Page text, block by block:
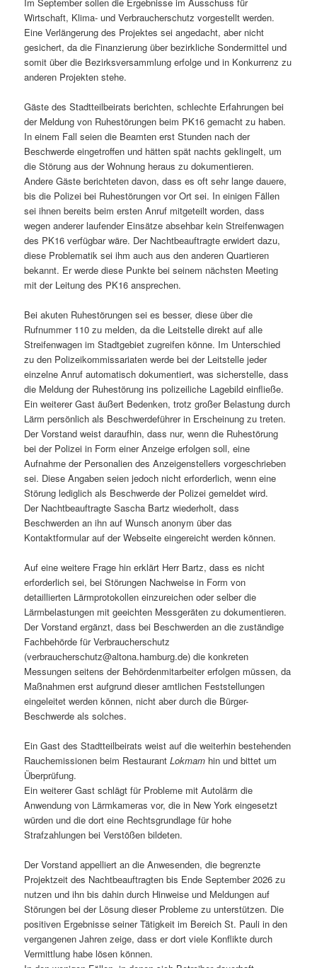
Wirtschaft, Klima- und Verbraucherschutz vorgestellt werden.
Eine Verlängerung des Projektes sei angedacht, aber nicht
gesichert, da die Finanzierung über bezirkliche Sondermittel und
somit über die Bezirksversammlung erfolge und in Konkurrenz zu
anderen Projekten stehe.
Gäste des Stadtteilbeirats berichten, schlechte Erfahrungen bei
der Meldung von Ruhestörungen beim PK16 gemacht zu haben.
In einem Fall seien die Beamten erst Stunden nach der
Beschwerde eingetroffen und hätten spät nachts geklingelt, um
die Störung aus der Wohnung heraus zu dokumentieren.
Andere Gäste berichteten davon, dass es oft sehr lange dauere,
bis die Polizei bei Ruhestörungen vor Ort sei. In einigen Fällen
sei ihnen bereits beim ersten Anruf mitgeteilt worden, dass
wegen anderer laufender Einsätze absehbar kein Streifenwagen
des PK16 verfügbar wäre. Der Nachtbeauftragte erwidert dazu,
diese Problematik sei ihm auch aus den anderen Quartieren
bekannt. Er werde diese Punkte bei seinem nächsten Meeting
mit der Leitung des PK16 ansprechen.
Bei akuten Ruhestörungen sei es besser, diese über die
Rufnummer 110 zu melden, da die Leitstelle direkt auf alle
Streifenwagen im Stadtgebiet zugreifen könne. Im Unterschied
zu den Polizeikommissariaten werde bei der Leitstelle jeder
einzelne Anruf automatisch dokumentiert, was sicherstelle, dass
die Meldung der Ruhestörung ins polizeiliche Lagebild einfließe.
Ein weiterer Gast äußert Bedenken, trotz großer Belastung durch
Lärm persönlich als Beschwerdeführer in Erscheinung zu treten.
Der Vorstand weist daraufhin, dass nur, wenn die Ruhestörung
bei der Polizei in Form einer Anzeige erfolgen soll, eine
Aufnahme der Personalien des Anzeigenstellers vorgeschrieben
sei. Diese Angaben seien jedoch nicht erforderlich, wenn eine
Störung lediglich als Beschwerde der Polizei gemeldet wird.
Der Nachtbeauftragte Sascha Bartz wiederholt, dass
Beschwerden an ihn auf Wunsch anonym über das
Kontaktformular auf der Webseite eingereicht werden können.
Auf eine weitere Frage hin erklärt Herr Bartz, dass es nicht
erforderlich sei, bei Störungen Nachweise in Form von
detaillierten Lärmprotokollen einzureichen oder selber die
Lärmbelastungen mit geeichten Messgeräten zu dokumentieren.
Der Vorstand ergänzt, dass bei Beschwerden an die zuständige
Fachbehörde für Verbraucherschutz
(verbraucherschutz@altona.hamburg.de) die konkreten
Messungen seitens der Behördenmitarbeiter erfolgen müssen, da
Maßnahmen erst aufgrund dieser amtlichen Feststellungen
eingeleitet werden können, nicht aber durch die Bürger-
Beschwerde als solches.
Ein Gast des Stadtteilbeirats weist auf die weiterhin bestehenden
Rauchemissionen beim RestaurantLokmam hin und bittet um
Überprüfung.
Ein weiterer Gast schlägt für Probleme mit Autolärm die
Anwendung von Lärmkameras vor, die in New York eingesetzt
würden und die dort eine Rechtsgrundlage für hohe
Strafzahlungen bei Verstößen bildeten.
Der Vorstand appelliert an die Anwesenden, die begrenzte
Projektzeit des Nachtbeauftragten bis Ende September 2026 zu
nutzen und ihn bis dahin durch Hinweise und Meldungen auf
Störungen bei der Lösung dieser Probleme zu unterstützen. Die
positiven Ergebnisse seiner Tätigkeit im Bereich St. Pauli in den
vergangenen Jahren zeige, dass er dort viele Konflikte durch
Vermittlung habe lösen können.